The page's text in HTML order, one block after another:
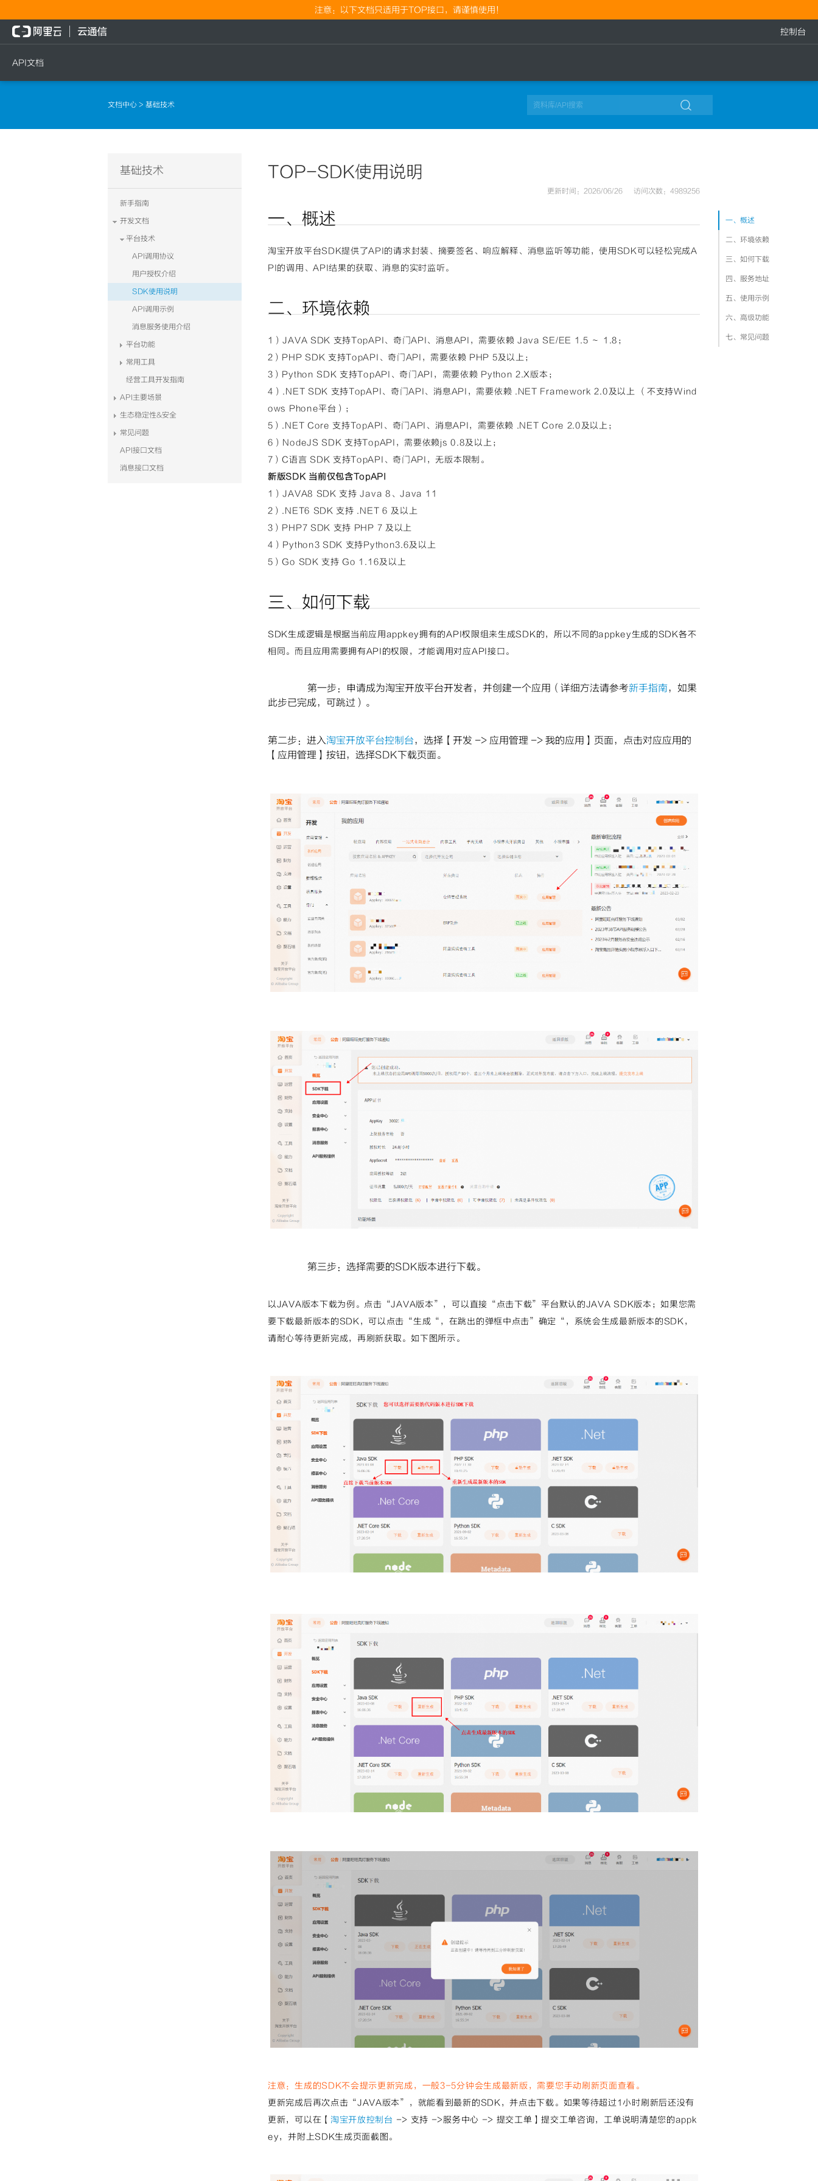
注意：以下文档只适用于TOP接口，请谨慎使用！
API文档
控制台
文档中心 > 基础技术 
基础技术
新手指南
开发文档
平台技术
API调用协议
用户授权介绍
SDK使用说明
API调用示例
消息服务使用介绍
平台功能
常用工具
经营工具开发指南
API主要场景
生态稳定性&安全
常见问题
API接口文档
消息接口文档
TOP-SDK使用说明
更新时间：2026/06/26 访问次数：4989256
一、概述
二、环境依赖
三、如何下载
四、服务地址
五、使用示例
六、高级功能
七、常见问题
一、概述
淘宝开放平台SDK提供了API的请求封装、摘要签名、响应解释、消息监听等功能，使用SDK可以轻松完成A
PI的调用、API结果的获取、消息的实时监听。
二、环境依赖
1）JAVA SDK 支持TopAPI、奇门API、消息API，需要依赖 Java SE/EE 1.5 ～ 1.8；
2）PHP SDK 支持TopAPI、奇门API，需要依赖 PHP 5及以上；
3）Python SDK 支持TopAPI、奇门API，需要依赖 Python 2.X版本；
4）.NET SDK 支持TopAPI、奇门API、消息API，需要依赖 .NET Framework 2.0及以上 （不支持Wind
ows Phone平台）；
5）.NET Core 支持TopAPI、奇门API、消息API，需要依赖 .NET Core 2.0及以上；
6）NodeJS SDK 支持TopAPI，需要依赖js 0.8及以上；
7）C语言 SDK 支持TopAPI、奇门API，无版本限制。
新版SDK 当前仅包含TopAPI
1）JAVA8 SDK 支持 Java 8、Java 11
2）.NET6 SDK 支持 .NET 6 及以上
3）PHP7 SDK 支持 PHP 7 及以上
4）Python3 SDK 支持Python3.6及以上
5）Go SDK 支持 Go 1.16及以上
三、如何下载
SDK生成逻辑是根据当前应用appkey拥有的API权限组来生成SDK的，所以不同的appkey生成的SDK各不
相同。而且应用需要拥有API的权限，才能调用对应API接口。
第一步：申请成为淘宝开放平台开发者，并创建一个应用（详细方法请参考新手指南，如果
此步已完成，可跳过）。
第二步：进入淘宝开放平台控制台，选择【开发 -> 应用管理 -> 我的应用】页面，点击对应应用的
【应用管理】按钮，选择SDK下载页面。
第三步：选择需要的SDK版本进行下载。
以JAVA版本下载为例。点击“JAVA版本”，可以直接“点击下载”平台默认的JAVA SDK版本；如果您需
要下载最新版本的SDK，可以点击“生成“，在跳出的弹框中点击”确定“，系统会生成最新版本的SDK，
请耐心等待更新完成，再刷新获取。如下图所示。
注意：生成的SDK不会提示更新完成，一般3-5分钟会生成最新版，需要您手动刷新页面查看。
更新完成后再次点击“JAVA版本”，就能看到最新的SDK，并点击下载。如果等待超过1小时刷新后还没有
更新，可以在【 淘宝开放控制台 -> 支持 ->服务中心 -> 提交工单】提交工单咨询，工单说明清楚您的appk
ey，并附上SDK生成页面截图。